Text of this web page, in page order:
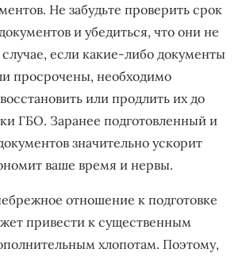
Не забудьте проверить срок
и убедиться, что они не
если какие-либо документы
просрочены, необходимо
или продлить их до
ГБО. Заранее подготовленный и
значительно ускорит
ваше время и нервы.
отношение к подготовке
привести к существенным
хлопотам. Поэтому,